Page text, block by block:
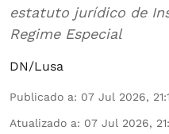
estatuto jurídico de
Regime Especial
DN/Lusa
Publicado a: 07 Jul 2026,
Atualizado a: 07 Jul 2026,